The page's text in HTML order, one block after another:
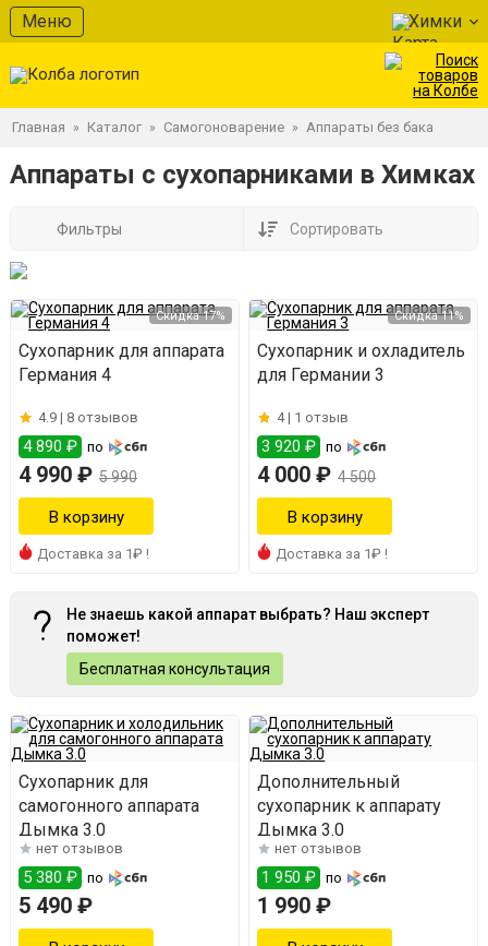
Меню Химки
Главная » Каталог » Самогоноварение » Аппараты без бака
Аппараты с сухопарниками в Химках
Фильтры Сортировать
Скидка 17%
Сухопарник для аппарата
Германия 4
4.9 | 8 отзывов
4 890 ₽ по
4 990 ₽ 5 990
Доставка за 1₽ !
Скидка 11%
Сухопарник и охладитель
для Германии 3
4 | 1 отзыв
3 920 ₽ по
4 000 ₽ 4 500
Доставка за 1₽ !
Не знаешь какой аппарат выбрать? Наш эксперт
поможет!
Бесплатная консультация
Сухопарник для
самогонного аппарата
Дымка 3.0
нет отзывов
5 380 ₽ по
5 490 ₽
Дополнительный
сухопарник к аппарату
Дымка 3.0
нет отзывов
1 950 ₽ по
1 990 ₽